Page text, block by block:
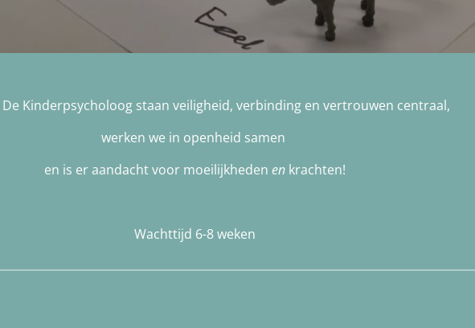
De Kinderpsycholoog staan veiligheid, verbinding en vertrouwen centraal,
werken we in openheid samen
en is er aandacht voor moeilijkheden en krachten!
Wachttijd 6-8 weken